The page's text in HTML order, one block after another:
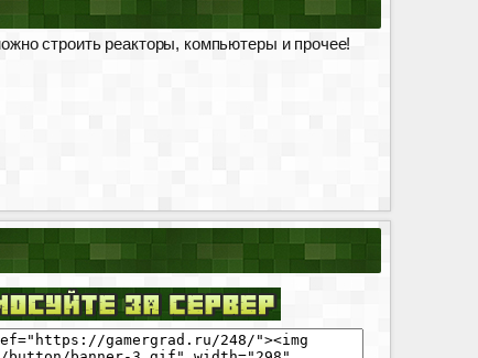
строить реакторы, компьютеры и прочее!